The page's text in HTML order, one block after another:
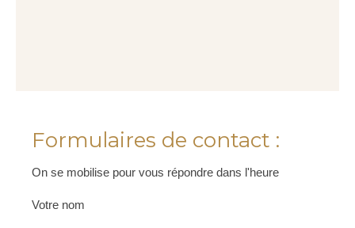
Formulaires de contact :
On se mobilise pour vous répondre dans l'heure
Votre nom